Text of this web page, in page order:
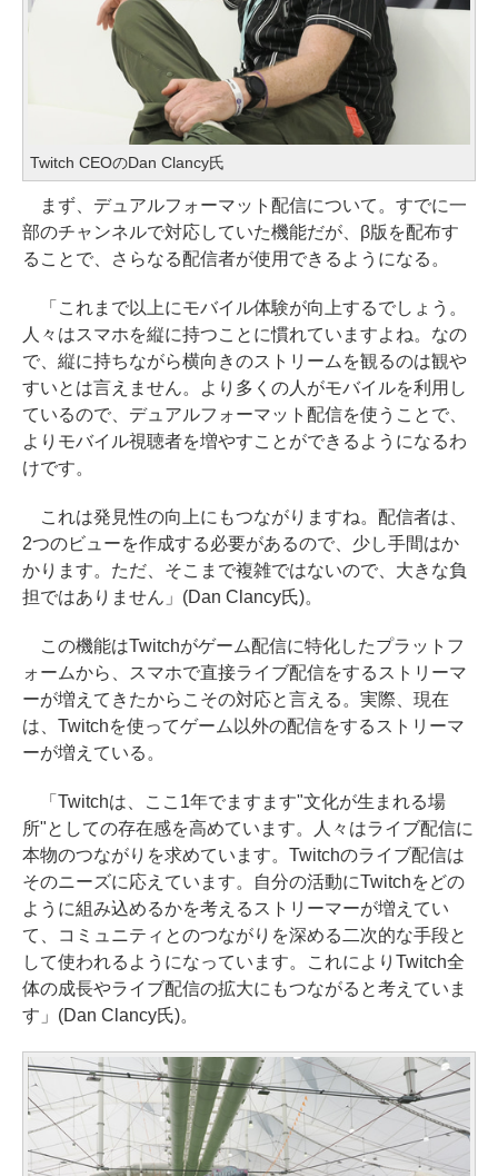
Twitch CEOのDan Clancy氏
まず、デュアルフォーマット配信について。すでに一
部のチャンネルで対応していた機能だが、β版を配布す
ることで、さらなる配信者が使用できるようになる。
「これまで以上にモバイル体験が向上するでしょう。
人々はスマホを縦に持つことに慣れていますよね。なの
で、縦に持ちながら横向きのストリームを観るのは観や
すいとは言えません。より多くの人がモバイルを利用し
ているので、デュアルフォーマット配信を使うことで、
よりモバイル視聴者を増やすことができるようになるわ
けです。
これは発見性の向上にもつながりますね。配信者は、
2つのビューを作成する必要があるので、少し手間はか
かります。ただ、そこまで複雑ではないので、大きな負
担ではありません」(Dan Clancy氏)。
この機能はTwitchがゲーム配信に特化したプラットフ
ォームから、スマホで直接ライブ配信をするストリーマ
ーが増えてきたからこその対応と言える。実際、現在
は、Twitchを使ってゲーム以外の配信をするストリーマ
ーが増えている。
「Twitchは、ここ1年でますます"文化が生まれる場
所"としての存在感を高めています。人々はライブ配信に
本物のつながりを求めています。Twitchのライブ配信は
そのニーズに応えています。自分の活動にTwitchをどの
ように組み込めるかを考えるストリーマーが増えてい
て、コミュニティとのつながりを深める二次的な手段と
して使われるようになっています。これによりTwitch全
体の成長やライブ配信の拡大にもつながると考えていま
す」(Dan Clancy氏)。